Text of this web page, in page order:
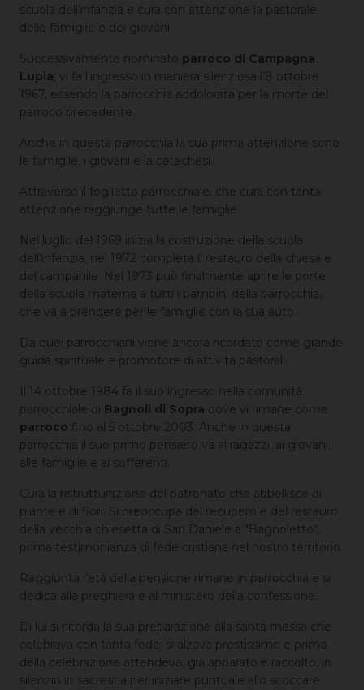
scuola dell’infanzia e cura con attenzione la pastorale
delle famiglie e dei giovani.
Successivamente nominato parroco di Campagna
Lupia, vi fa l’ingresso in maniera silenziosa l’8 ottobre
1967, essendo la parrocchia addolorata per la morte del
parroco precedente.
Anche in questa parrocchia la sua prima attenzione sono
le famiglie, i giovani e la catechesi.
Attraverso il foglietto parrocchiale, che cura con tanta
attenzione raggiunge tutte le famiglie.
Nel luglio del 1969 inizia la costruzione della scuola
dell’infanzia, nel 1972 completa il restauro della chiesa e
del campanile. Nel 1973 può finalmente aprire le porte
della scuola materna a tutti i bambini della parrocchia,
che va a prendere per le famiglie con la sua auto.
Da quei parrocchiani viene ancora ricordato come grande
guida spirituale e promotore di attività pastorali.
Il 14 ottobre 1984 fa il suo ingresso nella comunità
parrocchiale di Bagnoli di Sopra dove vi rimane come
parroco fino al 5 ottobre 2003. Anche in questa
parrocchia il suo primo pensiero va ai ragazzi, ai giovani,
alle famiglie e ai sofferenti.
Cura la ristrutturazione del patronato che abbellisce di
piante e di fiori. Si preoccupa del recupero e del restauro
della vecchia chiesetta di San Daniele a “Bagnoletto”,
prima testimonianza di fede cristiana nel nostro territorio.
Raggiunta l’età della pensione rimane in parrocchia e si
dedica alla preghiera e al ministero della confessione.
Di lui si ricorda la sua preparazione alla santa messa che
celebrava con tanta fede: si alzava prestissimo e prima
della celebrazione attendeva, già apparato e raccolto, in
silenzio in sacrestia per iniziare puntuale allo scoccare